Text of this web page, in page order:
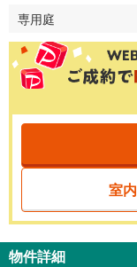
専用庭
室
物件詳細